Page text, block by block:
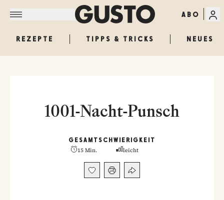
ABO
REZEPTE TIPPS & TRICKS NEUES
1001-Nacht-Punsch
GESAMT
15 Min.
SCHWIERIGKEIT
leicht